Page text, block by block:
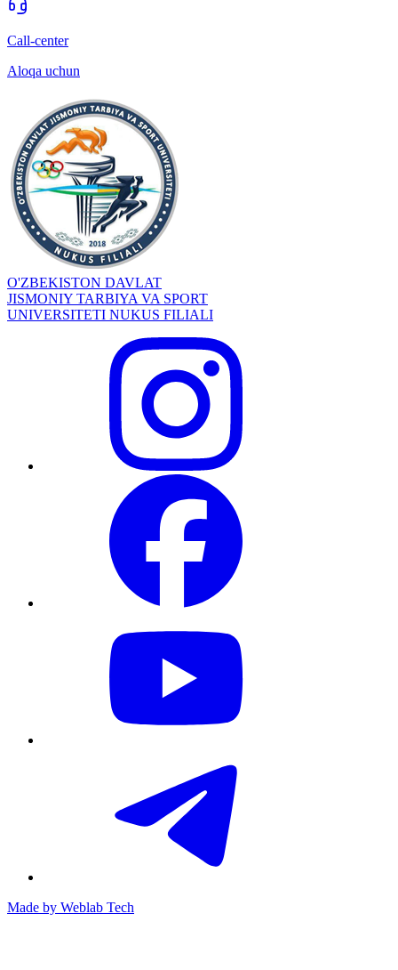
Call-center
Aloqa uchun
O'ZBEKISTON DAVLAT
JISMONIY TARBIYA VA SPORT
UNIVERSITETI NUKUS FILIALI
Made by Weblab Tech